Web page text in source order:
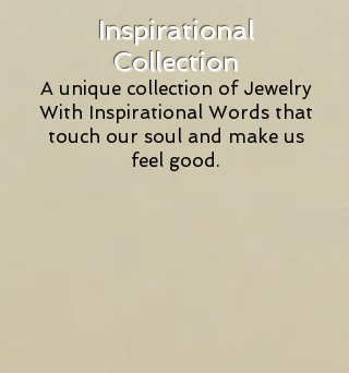
Inspirational
Collection
A unique collection of Jewelry
With Inspirational Words that
touch our soul and make us
feel good.